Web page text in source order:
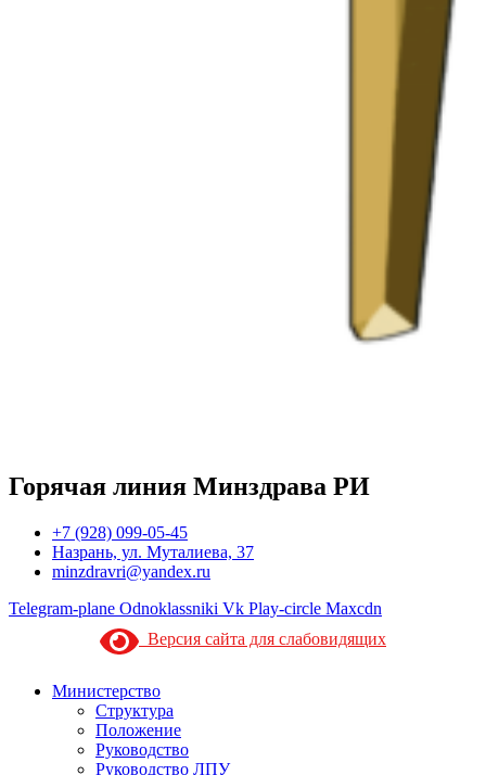
Горячая линия Минздрава РИ
+7 (928) 099-05-45
Назрань, ул. Муталиева, 37
minzdravri@yandex.ru
Telegram-plane Odnoklassniki Vk Play-circle Maxcdn
Версия сайта для слабовидящих
Министерство
Структура
Положение
Руководство
Руководство ЛПУ